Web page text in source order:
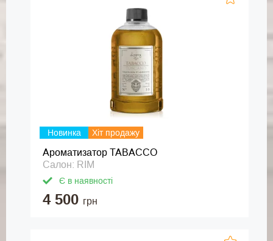
Новинка Хіт продажу
Ароматизатор TABACCO
Салон: RIM
Є в наявності
4 500 грн